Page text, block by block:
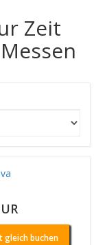
Zeit
gleich buchen